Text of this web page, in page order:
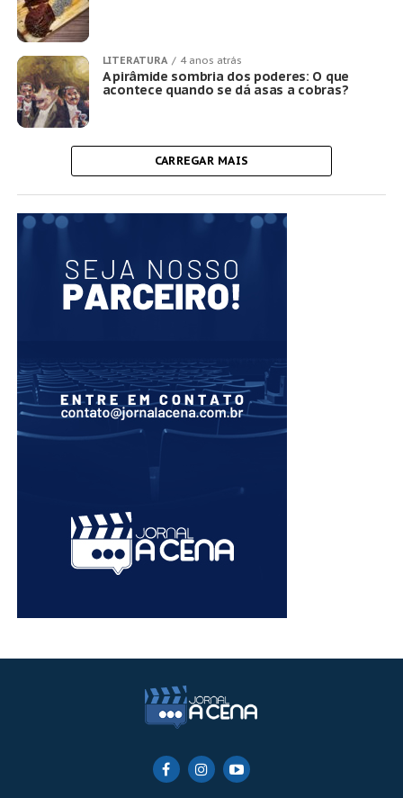
LITERATURA 4 anos atrás
A pirâmide sombria dos poderes: O que
acontece quando se dá asas a cobras?
CARREGAR MAIS